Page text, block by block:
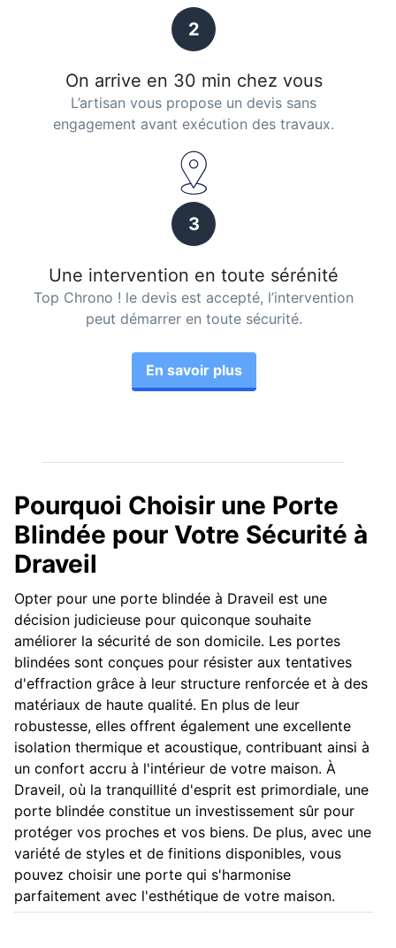
2
On arrive en 30 min chez vous
L’artisan vous propose un devis sans
engagement avant exécution des travaux.
3
Une intervention en toute sérénité
Top Chrono ! le devis est accepté, l’intervention
peut démarrer en toute sécurité.
En savoir plus
Pourquoi Choisir une Porte
Blindée pour Votre Sécurité à
Draveil
Opter pour une porte blindée à Draveil est une
décision judicieuse pour quiconque souhaite
améliorer la sécurité de son domicile. Les portes
blindées sont conçues pour résister aux tentatives
d'effraction grâce à leur structure renforcée et à des
matériaux de haute qualité. En plus de leur
robustesse, elles offrent également une excellente
isolation thermique et acoustique, contribuant ainsi à
un confort accru à l'intérieur de votre maison. À
Draveil, où la tranquillité d'esprit est primordiale, une
porte blindée constitue un investissement sûr pour
protéger vos proches et vos biens. De plus, avec une
variété de styles et de finitions disponibles, vous
pouvez choisir une porte qui s'harmonise
parfaitement avec l'esthétique de votre maison.